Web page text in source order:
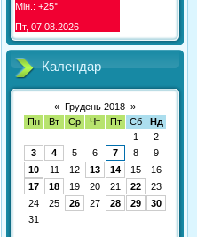
Мін.: +25°
Пт, 07.08.2026
Календар
« Грудень 2018 »
Пн
Вт Ср Чт Пт Сб
Нд
1
2
3
4 5 6 7 8
9
10
11 12 13 14 15
16
17
18 19 20 21 22
23
24
25 26 27 28 29
30
31